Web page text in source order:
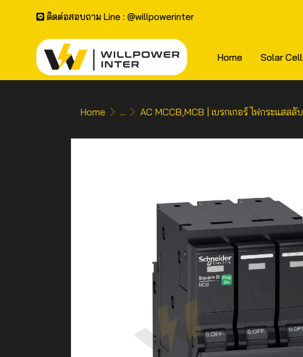
ติดต่อสอบถาม Line : @willpowerinter
Home Solar Cell
Home ... AC MCCB,MCB | เบรกเกอร์ ไฟกระแสสลับ